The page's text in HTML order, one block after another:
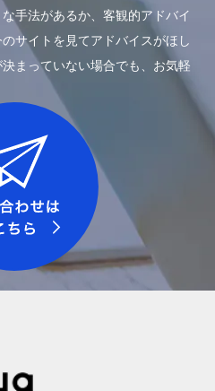
手法があるか、客観的アドバイ
サイトを見てアドバイスがほし
まっていない場合でも、お気軽